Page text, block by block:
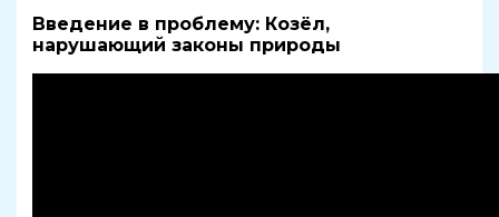
Введение в проблему: Козёл,
нарушающий законы природы